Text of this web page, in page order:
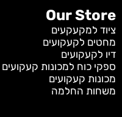
Our Store
ציוד למקעקעים
מחטים לקעקועים
דיו לקעקועים
ספקי כוח למכונות קעקועים
מכונות קעקועים
משחות החלמה